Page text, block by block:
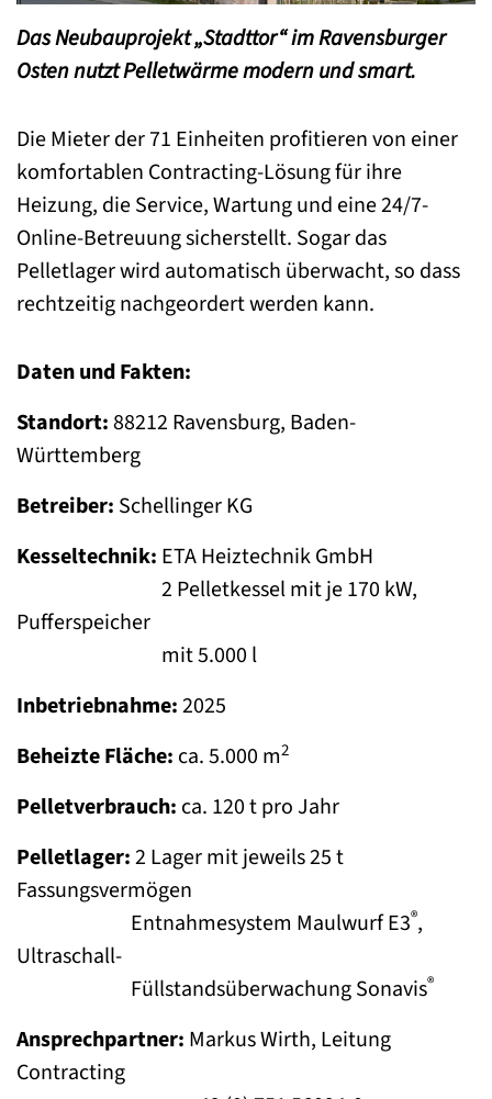
Das Neubauprojekt „Stadttor“ im Ravensburger
Osten nutzt Pelletwärme modern und smart.
Die Mieter der 71 Einheiten profitieren von einer
komfortablen Contracting-Lösung für ihre
Heizung, die Service, Wartung und eine 24/7-
Online-Betreuung sicherstellt. Sogar das
Pelletlager wird automatisch überwacht, so dass
rechtzeitig nachgeordert werden kann.
Daten und Fakten:
Standort:88212 Ravensburg, Baden-
Württemberg
Betreiber: Schellinger KG
Kesseltechnik: ETA Heiztechnik GmbH
2 Pelletkessel mit je 170 kW,
Pufferspeicher
mit 5.000 l
Inbetriebnahme:2025
Beheizte Fläche: ca. 5.000 m2
Pelletverbrauch: ca. 120 t pro Jahr
Pelletlager:2 Lager mit jeweils 25 t
Fassungsvermögen
Entnahmesystem Maulwurf E3®,
Ultraschall-
Füllstandsüberwachung Sonavis®
Ansprechpartner: Markus Wirth, Leitung
Contracting